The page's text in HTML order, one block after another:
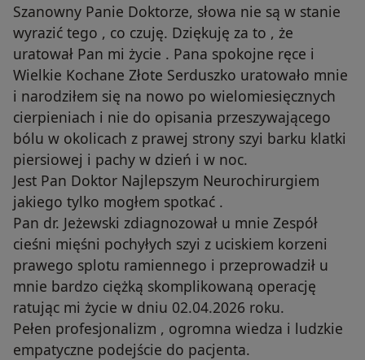
Szanowny Panie Doktorze, słowa nie są w stanie
wyrazić tego , co czuję. Dziękuję za to , że
uratował Pan mi życie . Pana spokojne ręce i
Wielkie Kochane Złote Serduszko uratowało mnie
i narodziłem się na nowo po wielomiesięcznych
cierpieniach i nie do opisania przeszywającego
bólu w okolicach z prawej strony szyi barku klatki
piersiowej i pachy w dzień i w noc.
Jest Pan Doktor Najlepszym Neurochirurgiem
jakiego tylko mogłem spotkać .
Pan dr. Jeżewski zdiagnozował u mnie Zespół
cieśni mięśni pochyłych szyi z uciskiem korzeni
prawego splotu ramiennego i przeprowadził u
mnie bardzo ciężką skomplikowaną operację
ratując mi życie w dniu 02.04.2026 roku.
Pełen profesjonalizm , ogromna wiedza i ludzkie
empatyczne podejście do pacjenta.